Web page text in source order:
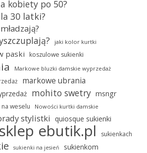
kobiety po 50?
30 latki?
jaki kolor kurtki
paski koszulowe sukienki
Markowe bluzki damskie wyprzedaż
markowe ubrania
mohito swetry msngr
weselu Nowości kurtki damskie
stylistki quiosque sukienki
sklep ebutik.pl sukienkach
sukienki na jesień sukienkom